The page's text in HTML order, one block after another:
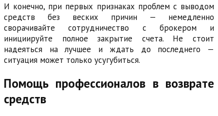
И конечно, при первых признаках проблем с выводом
средств без веских причин — немедленно
сворачивайте сотрудничество с брокером и
инициируйте полное закрытие счета. Не стоит
надеяться на лучшее и ждать до последнего —
ситуация может только усугубиться.
Помощь профессионалов в возврате
средств